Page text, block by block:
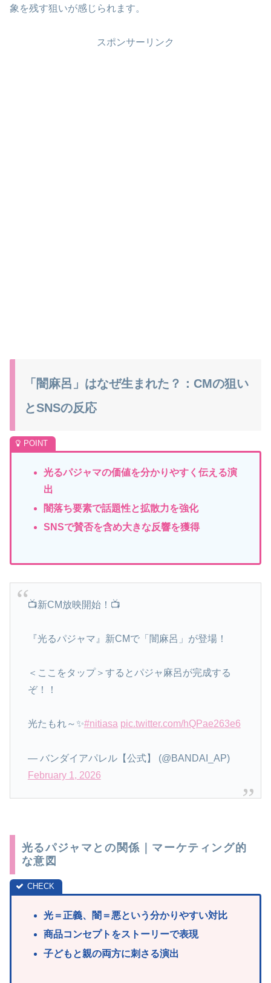
象を残す狙いが感じられます。
スポンサーリンク
「闇麻呂」はなぜ生まれた？：CMの狙い
とSNSの反応
光るパジャマの価値を分かりやすく伝える演
出
闇落ち要素で話題性と拡散力を強化
SNSで賛否を含め大きな反響を獲得
📺新CM放映開始！📺​
『光るパジャマ』新CMで「闇麻呂」が登場！​
＜ここをタップ＞するとパジャ麻呂が完成する
ぞ！！
光たもれ～✨️#nitiasa pic.twitter.com/hQPae263e6
— バンダイアパレル【公式】 (@BANDAI_AP)
February 1, 2026
光るパジャマとの関係｜マーケティング的
な意図
光＝正義、闇＝悪という分かりやすい対比
商品コンセプトをストーリーで表現
子どもと親の両方に刺さる演出